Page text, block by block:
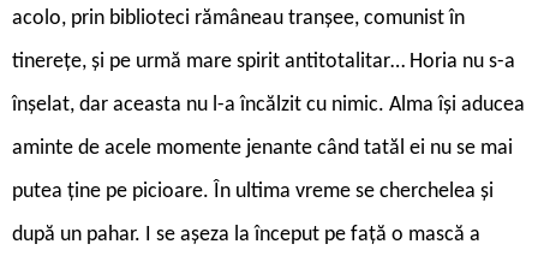
acolo, prin biblioteci rămâneau tranșee, comunist în
tinerețe, și pe urmă mare spirit antitotalitar… Horia nu s-a
înșelat, dar aceasta nu l-a încălzit cu nimic. Alma își aducea
aminte de acele momente jenante când tatăl ei nu se mai
putea ține pe picioare. În ultima vreme se cherchelea și
după un pahar. I se așeza la început pe față o mască a